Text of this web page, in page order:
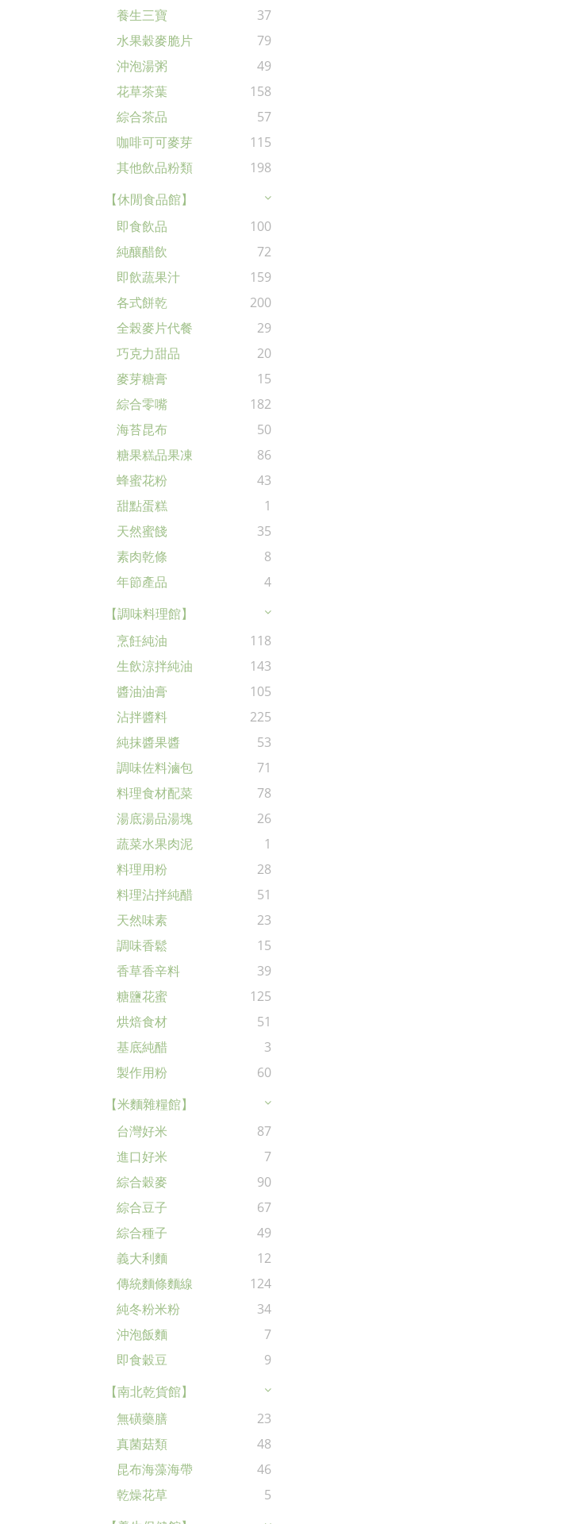
養生三寶
37
水果穀麥脆片
79
沖泡湯粥
49
花草茶葉
158
綜合茶品
57
咖啡可可麥芽
115
其他飲品粉類
198
【休閒食品館】
即食飲品
100
純釀醋飲
72
即飲蔬果汁
159
各式餅乾
200
全榖麥片代餐
29
巧克力甜品
20
麥芽糖膏
15
綜合零嘴
182
海苔昆布
50
糖果糕品果凍
86
蜂蜜花粉
43
甜點蛋糕
1
天然蜜餞
35
素肉乾條
8
年節產品
4
【調味料理館】
烹飪純油
118
生飲涼拌純油
143
醬油油膏
105
沾拌醬料
225
純抹醬果醬
53
調味佐料滷包
71
料理食材配菜
78
湯底湯品湯塊
26
蔬菜水果肉泥
1
料理用粉
28
料理沾拌純醋
51
天然味素
23
調味香鬆
15
香草香辛料
39
糖鹽花蜜
125
烘焙食材
51
基底純醋
3
製作用粉
60
【米麵雜糧館】
台灣好米
87
進口好米
7
綜合穀麥
90
綜合豆子
67
綜合種子
49
義大利麵
12
傳統麵條麵線
124
純冬粉米粉
34
沖泡飯麵
7
即食穀豆
9
【南北乾貨館】
無磺藥膳
23
真菌菇類
48
昆布海藻海帶
46
乾燥花草
5